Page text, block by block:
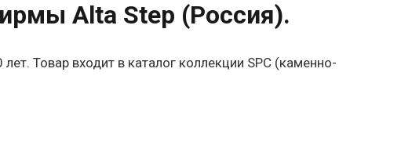
Alta Step (Россия).
Товар входит в каталог коллекции SPC (каменно-